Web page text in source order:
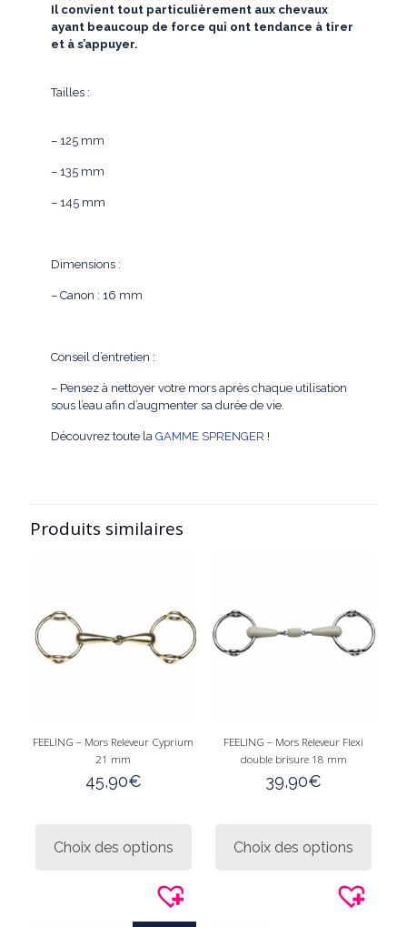
Il convient tout particulièrement aux chevaux
ayant beaucoup de force qui ont tendance à tirer
et à s’appuyer.
Tailles :
– 125 mm
– 135 mm
– 145 mm
Dimensions :
– Canon : 16 mm
Conseil d’entretien :
– Pensez à nettoyer votre mors après chaque utilisation
sous l’eau afin d’augmenter sa durée de vie.
Découvrez toute laGAMME SPRENGER !
Produits similaires
FEELING – Mors Releveur Cyprium
21 mm
45,90€
Choix des options
options
FEELING – Mors Releveur Flexi
double brisure 18 mm
39,90€
Choix des options